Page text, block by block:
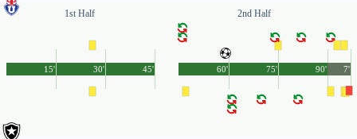
1st Half
45'
15' 30'
2nd Half
90'
60' 75' 7'